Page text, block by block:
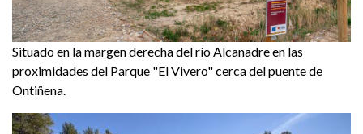
Situado en la margen derecha del río Alcanadre en las
proximidades del Parque "El Vivero" cerca del puente de
Ontiñena.